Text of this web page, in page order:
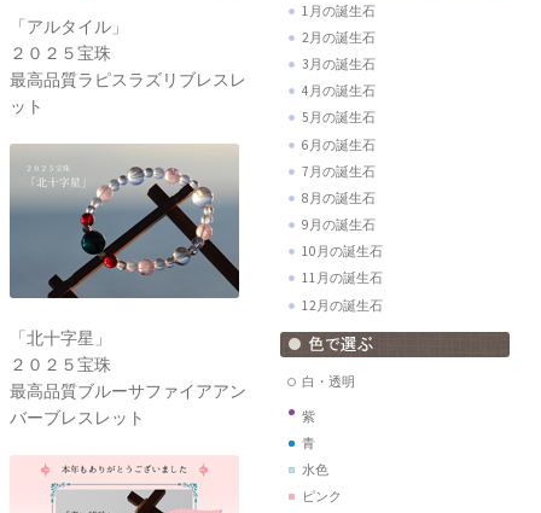
「アルタイル」
２０２５宝珠
最高品質ラピスラズリブレスレ
ット
「北十字星」
２０２５宝珠
最高品質ブルーサファイアアン
バーブレスレット
1月の誕生石
2月の誕生石
3月の誕生石
4月の誕生石
5月の誕生石
6月の誕生石
7月の誕生石
8月の誕生石
9月の誕生石
10月の誕生石
11月の誕生石
12月の誕生石
白・透明
紫
青
水色
ピンク